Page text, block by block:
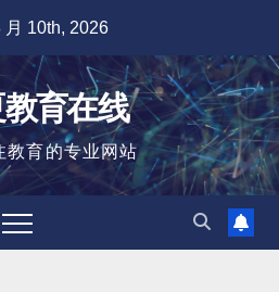
月 10th, 2026
育在线
教育的专业网站